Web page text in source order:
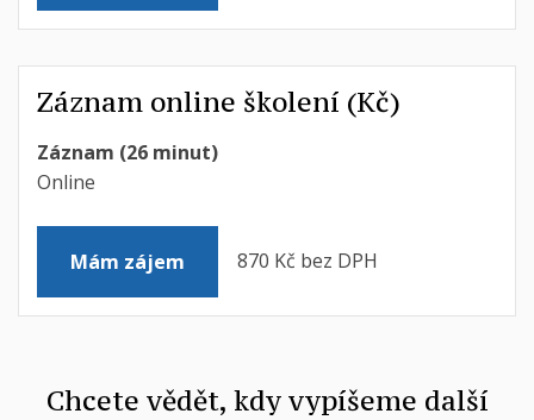
Záznam online školení (Kč)
Záznam (26 minut)
Online
Mám zájem 870 Kč bez DPH
Chcete vědět, kdy vypíšeme další